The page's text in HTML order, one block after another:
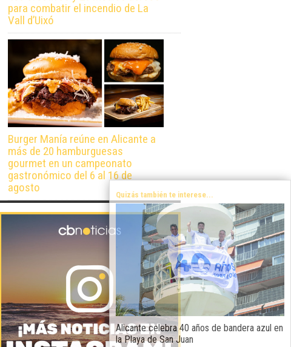
para combatir el incendio de La
Vall d’Uixó
Burger Manía reúne en Alicante a
más de 20 hamburguesas
gourmet en un campeonato
gastronómico del 6 al 16 de
agosto
Quizás también te interese...
Alicante celebra 40 años de bandera azul en
la Playa de San Juan